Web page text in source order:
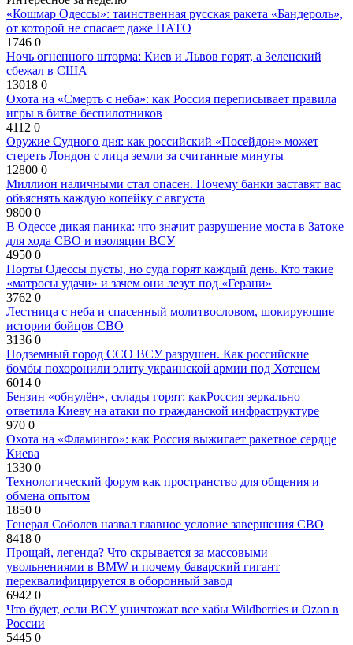
«Кошмар Одессы»: таинственная русская ракета «Бандероль»,
от которой не спасает даже НАТО
1746 0
Ночь огненного шторма: Киев и Львов горят, а Зеленский
сбежал в США
13018 0
Охота на «Смерть с неба»: как Россия переписывает правила
игры в битве беспилотников
4112 0
Оружие Судного дня: как российский «Посейдон» может
стереть Лондон с лица земли за считанные минуты
12800 0
Миллион наличными стал опасен. Почему банки заставят вас
объяснять каждую копейку с августа
9800 0
В Одессе дикая паника: что значит разрушение моста в Затоке
для хода СВО и изоляции ВСУ
4950 0
Порты Одессы пусты, но суда горят каждый день. Кто такие
«матросы удачи» и зачем они лезут под «Герани»
3762 0
Лестница с неба и спасенный молитвословом, шокирующие
истории бойцов СВО
3136 0
Подземный город ССО ВСУ разрушен. Как российские
бомбы похоронили элиту украинской армии под Хотенем
6014 0
Бензин «обнулён», склады горят: какРоссия зеркально
ответила Киеву на атаки по гражданской инфраструктуре
970 0
Охота на «Фламинго»: как Россия выжигает ракетное сердце
Киева
1330 0
Технологический форум как пространство для общения и
обмена опытом
1850 0
Генерал Соболев назвал главное условие завершения СВО
8418 0
Прощай, легенда? Что скрывается за массовыми
увольнениями в BMW и почему баварский гигант
переквалифицируется в оборонный завод
6942 0
Что будет, если ВСУ уничтожат все хабы Wildberries и Ozon в
России
5445 0